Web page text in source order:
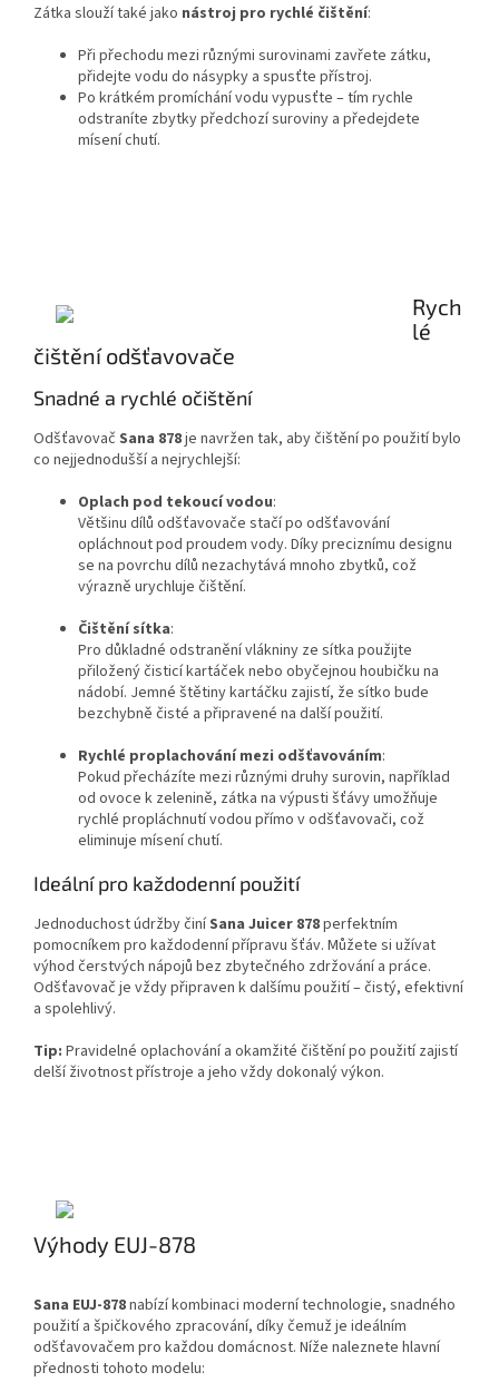
Zátka slouží také jako nástroj pro rychlé čištění:
Při přechodu mezi různými surovinami zavřete zátku,
přidejte vodu do násypky a spusťte přístroj.
Po krátkém promíchání vodu vypusťte – tím rychle
odstraníte zbytky předchozí suroviny a předejdete
mísení chutí.
Rych
lé
čištění odšťavovače
Snadné a rychlé očištění
Odšťavovač Sana 878je navržen tak, aby čištění po použití bylo
co nejjednodušší a nejrychlejší:
Oplach pod tekoucí vodou:
Většinu dílů odšťavovače stačí po odšťavování
opláchnout pod proudem vody. Díky preciznímu designu
se na povrchu dílů nezachytává mnoho zbytků, což
výrazně urychluje čištění.
Čištění sítka:
Pro důkladné odstranění vlákniny ze sítka použijte
přiložený čisticí kartáček nebo obyčejnou houbičku na
nádobí. Jemné štětiny kartáčku zajistí, že sítko bude
bezchybně čisté a připravené na další použití.
Rychlé proplachování mezi odšťavováním:
Pokud přecházíte mezi různými druhy surovin, například
od ovoce k zelenině, zátka na výpusti šťávy umožňuje
rychlé propláchnutí vodou přímo v odšťavovači, což
eliminuje mísení chutí.
Ideální pro každodenní použití
Jednoduchost údržby činíSana Juicer 878perfektním
pomocníkem pro každodenní přípravu šťáv. Můžete si užívat
výhod čerstvých nápojů bez zbytečného zdržování a práce.
Odšťavovač je vždy připraven k dalšímu použití – čistý, efektivní
a spolehlivý.
Tip: Pravidelné oplachování a okamžité čištění po použití zajistí
delší životnost přístroje a jeho vždy dokonalý výkon.
Výhody EUJ-878
Sana EUJ-878nabízí kombinaci moderní technologie, snadného
použití a špičkového zpracování, díky čemuž je ideálním
odšťavovačem pro každou domácnost. Níže naleznete hlavní
přednosti tohoto modelu: